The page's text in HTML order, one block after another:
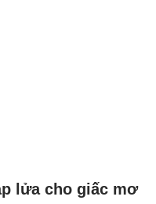
lửa cho giấc mơ